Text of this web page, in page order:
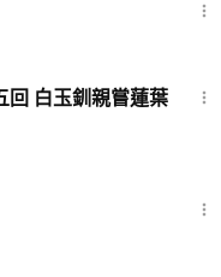
回 白玉釧親嘗蓮葉